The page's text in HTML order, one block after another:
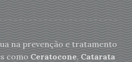
na prevenção e tratamento
comoCeratocone,Catarata